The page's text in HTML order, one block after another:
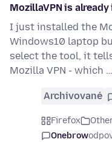
MozillaVPN is
I just installed the
Windows10 laptop
select the tool, it
Mozilla VPN - which …
Archivované
Firefox
Onebrow